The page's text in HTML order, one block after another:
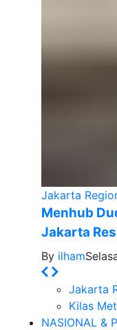
Jakarta
Menhub
Jakarta
By ilham
Jakarta
Kilas
NASIONAL &